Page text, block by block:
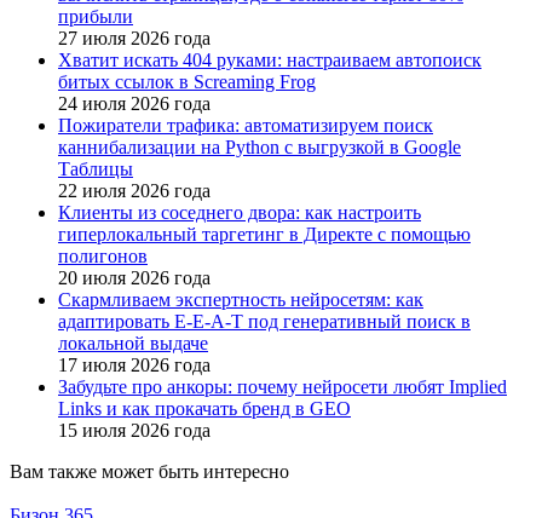
прибыли
27 июля 2026 года
Хватит искать 404 руками: настраиваем автопоиск
битых ссылок в Screaming Frog
24 июля 2026 года
Пожиратели трафика: автоматизируем поиск
каннибализации на Python с выгрузкой в Google
Таблицы
22 июля 2026 года
Клиенты из соседнего двора: как настроить
гиперлокальный таргетинг в Директе с помощью
полигонов
20 июля 2026 года
Скармливаем экспертность нейросетям: как
адаптировать E-E-A-T под генеративный поиск в
локальной выдаче
17 июля 2026 года
Забудьте про анкоры: почему нейросети любят Implied
Links и как прокачать бренд в GEO
15 июля 2026 года
Вам также может быть интересно